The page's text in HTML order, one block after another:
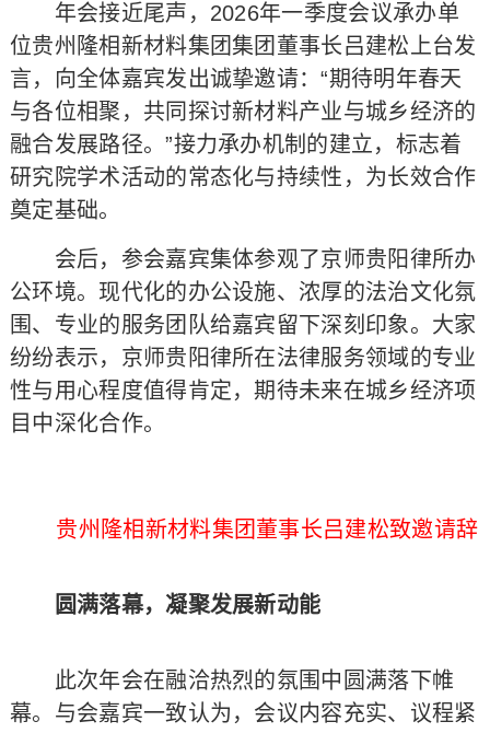
年会接近尾声，2026年一季度会议承办单
位贵州隆相新材料集团集团董事长吕建松上台发
言，向全体嘉宾发出诚挚邀请：“期待明年春天
与各位相聚，共同探讨新材料产业与城乡经济的
融合发展路径。”接力承办机制的建立，标志着
研究院学术活动的常态化与持续性，为长效合作
奠定基础。
会后，参会嘉宾集体参观了京师贵阳律所办
公环境。现代化的办公设施、浓厚的法治文化氛
围、专业的服务团队给嘉宾留下深刻印象。大家
纷纷表示，京师贵阳律所在法律服务领域的专业
性与用心程度值得肯定，期待未来在城乡经济项
目中深化合作。
贵州隆相新材料集团董事长吕建松致邀请辞
圆满落幕，凝聚发展新动能
此次年会在融洽热烈的氛围中圆满落下帷
幕。与会嘉宾一致认为，会议内容充实、议程紧